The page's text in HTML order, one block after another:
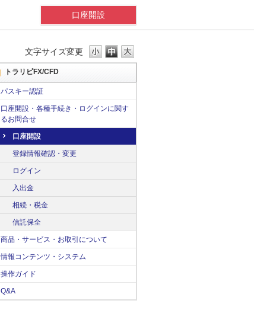
口座開設
文字サイズ変更
トラリピFX/CFD
パスキー認証
口座開設・各種手続き・ログインに関す
るお問合せ
口座開設
登録情報確認・変更
ログイン
入出金
相続・税金
信託保全
商品・サービス・お取引について
情報コンテンツ・システム
操作ガイド
Q&A